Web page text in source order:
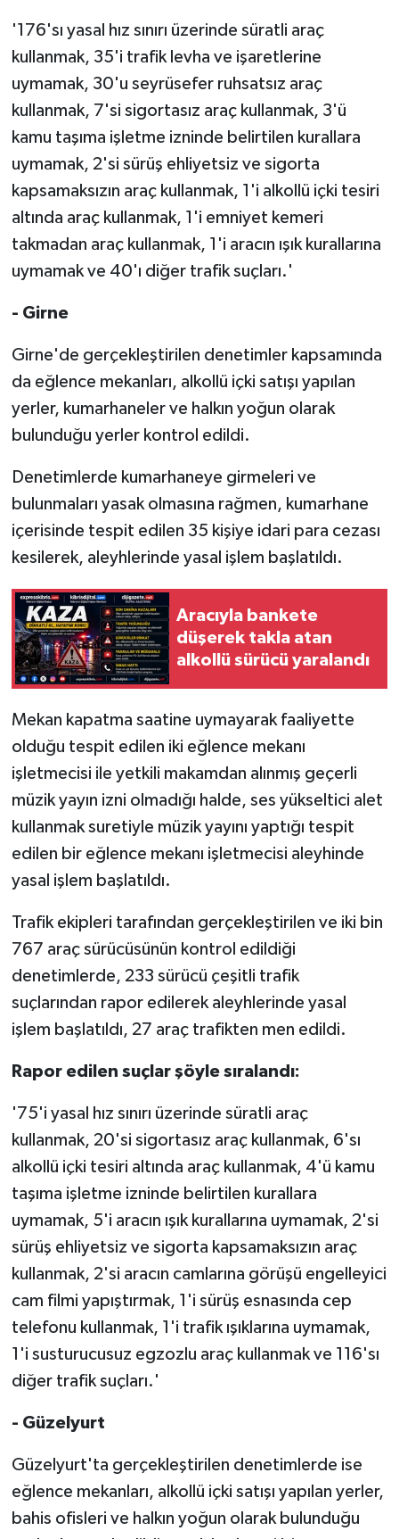
'176'sı yasal hız sınırı üzerinde süratli araç
kullanmak, 35'i trafik levha ve işaretlerine
uymamak, 30'u seyrüsefer ruhsatsız araç
kullanmak, 7'si sigortasız araç kullanmak, 3'ü
kamu taşıma işletme izninde belirtilen kurallara
uymamak, 2'si sürüş ehliyetsiz ve sigorta
kapsamaksızın araç kullanmak, 1'i alkollü içki tesiri
altında araç kullanmak, 1'i emniyet kemeri
takmadan araç kullanmak, 1'i aracın ışık kurallarına
uymamak ve 40'ı diğer trafik suçları.'
- Girne
Girne'de gerçekleştirilen denetimler kapsamında
da eğlence mekanları, alkollü içki satışı yapılan
yerler, kumarhaneler ve halkın yoğun olarak
bulunduğu yerler kontrol edildi.
Denetimlerde kumarhaneye girmeleri ve
bulunmaları yasak olmasına rağmen, kumarhane
içerisinde tespit edilen 35 kişiye idari para cezası
kesilerek, aleyhlerinde yasal işlem başlatıldı.
Aracıyla bankete
düşerek takla atan
alkollü sürücü yaralandı
Mekan kapatma saatine uymayarak faaliyette
olduğu tespit edilen iki eğlence mekanı
işletmecisi ile yetkili makamdan alınmış geçerli
müzik yayın izni olmadığı halde, ses yükseltici alet
kullanmak suretiyle müzik yayını yaptığı tespit
edilen bir eğlence mekanı işletmecisi aleyhinde
yasal işlem başlatıldı.
Trafik ekipleri tarafından gerçekleştirilen ve iki bin
767 araç sürücüsünün kontrol edildiği
denetimlerde, 233 sürücü çeşitli trafik
suçlarından rapor edilerek aleyhlerinde yasal
işlem başlatıldı, 27 araç trafikten men edildi.
Rapor edilen suçlar şöyle sıralandı:
'75'i yasal hız sınırı üzerinde süratli araç
kullanmak, 20'si sigortasız araç kullanmak, 6'sı
alkollü içki tesiri altında araç kullanmak, 4'ü kamu
taşıma işletme izninde belirtilen kurallara
uymamak, 5'i aracın ışık kurallarına uymamak, 2'si
sürüş ehliyetsiz ve sigorta kapsamaksızın araç
kullanmak, 2'si aracın camlarına görüşü engelleyici
cam filmi yapıştırmak, 1'i sürüş esnasında cep
telefonu kullanmak, 1'i trafik ışıklarına uymamak,
1'i susturucusuz egzozlu araç kullanmak ve 116'sı
diğer trafik suçları.'
- Güzelyurt
Güzelyurt'ta gerçekleştirilen denetimlerde ise
eğlence mekanları, alkollü içki satışı yapılan yerler,
bahis ofisleri ve halkın yoğun olarak bulunduğu